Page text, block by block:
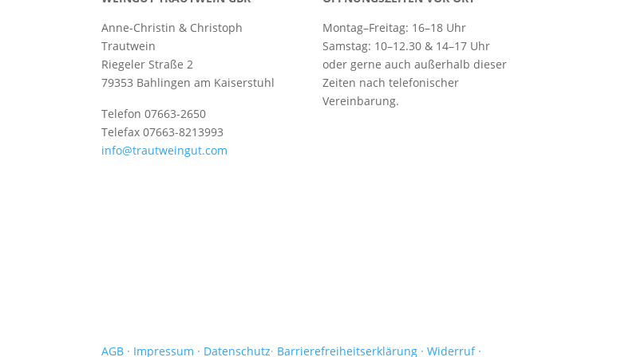
Anne-Christin & Christoph
Trautwein
Riegeler Straße 2
79353 Bahlingen am Kaiserstuhl
Telefon 07663-2650
Telefax 07663-8213993
info@trautweingut.com
Montag–Freitag: 16–18 Uhr
Samstag: 10–12.30 & 14–17 Uhr
oder gerne auch außerhalb dieser
Zeiten nach telefonischer
Vereinbarung.
AGB · Impressum · Datenschutz· Barrierefreiheitserklärung · Widerruf ·